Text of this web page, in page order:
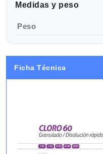
Medidas y peso
Peso
Ficha Técnica